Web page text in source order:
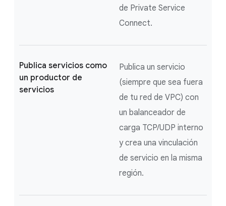
de Private Service
Connect.
Publica servicios como
un productor de
servicios
Publica un servicio
(siempre que sea fuera
de tu red de VPC) con
un balanceador de
carga TCP/UDP interno
y crea una vinculación
de servicio en la misma
región.